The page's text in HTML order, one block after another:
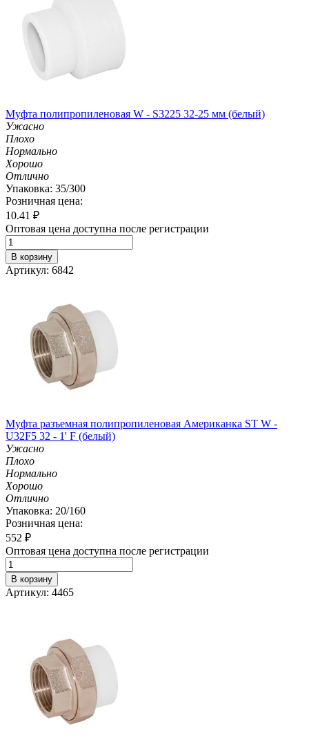
Муфта полипропиленовая W - S3225 32-25 мм (белый)
Ужасно
Плохо
Нормально
Хорошо
Отлично
Упаковка: 35/300
Розничная цена:
10.41 ₽
Оптовая цена доступна после регистрации
В корзину
Артикул: 6842
Муфта разъемная полипропиленовая Американка ST W -
U32F5 32 - 1' F (белый)
Ужасно
Плохо
Нормально
Хорошо
Отлично
Упаковка: 20/160
Розничная цена:
552 ₽
Оптовая цена доступна после регистрации
В корзину
Артикул: 4465